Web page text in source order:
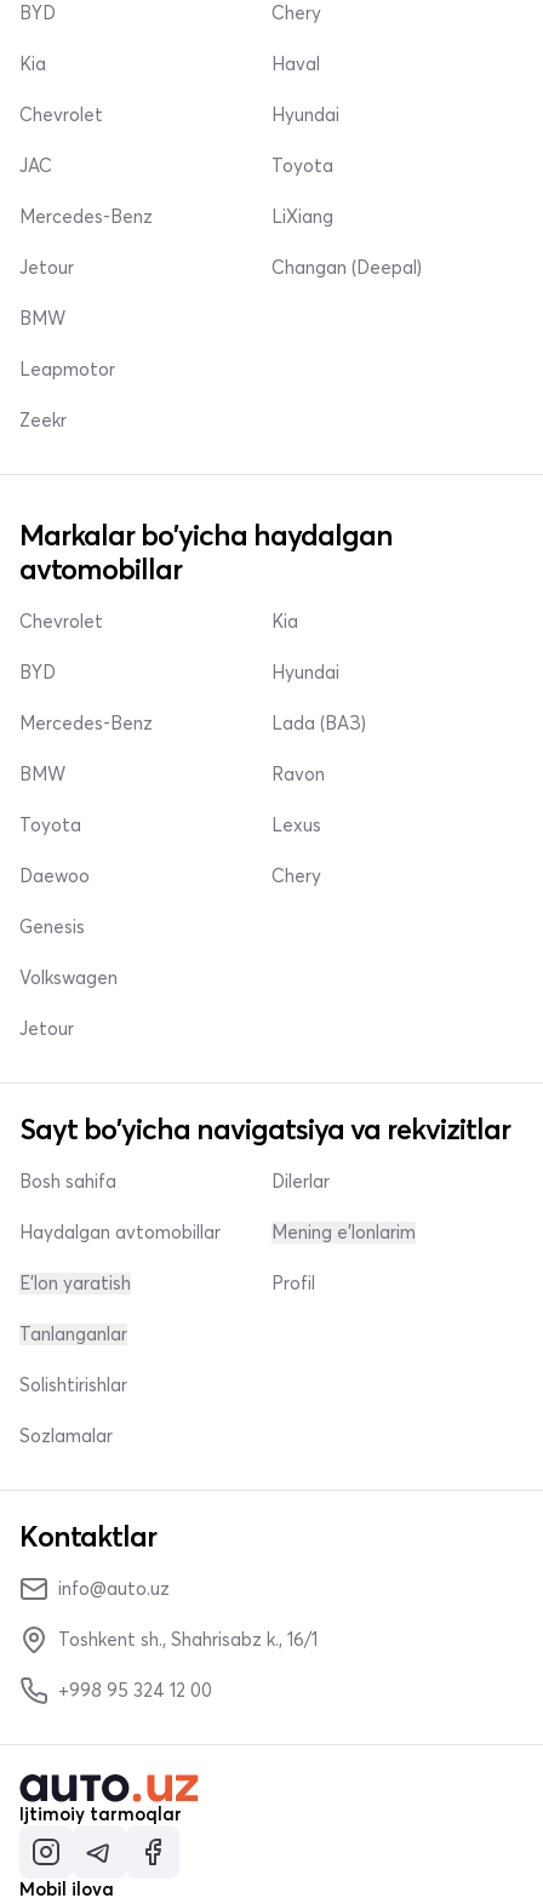
BYD
Kia
Chevrolet
Chery
Haval
Hyundai
JAC
Mercedes-Benz
Jetour
Toyota
LiXiang
Changan (Deepal)
BMW
Leapmotor
Zeekr
Markalar bo'yicha haydalgan
avtomobillar
Chevrolet
BYD
Mercedes-Benz
Kia
Hyundai
Lada (ВАЗ)
BMW
Toyota
Daewoo
Ravon
Lexus
Chery
Genesis
Volkswagen
Jetour
Sayt bo'yicha navigatsiya va rekvizitlar
Bosh sahifa
Haydalgan avtomobillar
E'lon yaratish
Dilerlar
Mening e'lonlarim
Profil
Tanlanganlar
Solishtirishlar
Sozlamalar
Kontaktlar
info@auto.uz
Toshkent sh., Shahrisabz k., 16/1
+998 95 324 12 00
Ijtimoiy tarmoqlar
Mobil ilova